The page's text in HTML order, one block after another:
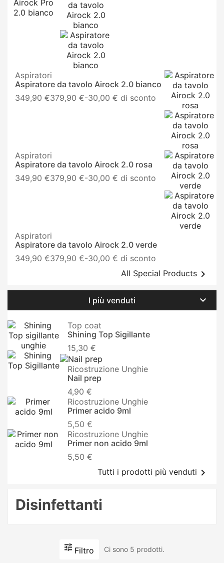
Aspiratori
Aspiratore da tavolo Airock 2.0 bianco
349,90 €379,90 €Prezzo
-30,00 € di sconto
Aspiratori
Aspiratore da tavolo Airock 2.0 rosa
349,90 €379,90 €Prezzo
-30,00 € di sconto
Aspiratori
Aspiratore da tavolo Airock 2.0 verde
349,90 €379,90 €Prezzo
-30,00 € di sconto
All Special Products 
I più venduti 
Top coat
Shining Top Sigillante
15,30 €
Ricostruzione Unghie
Nail prep
4,90 €
Ricostruzione Unghie
Primer acido 9ml
5,50 €
Ricostruzione Unghie
Primer non acido 9ml
5,50 €
Tutti i prodotti più venduti 
Disinfettanti
Filtro Ci sono 5 prodotti.